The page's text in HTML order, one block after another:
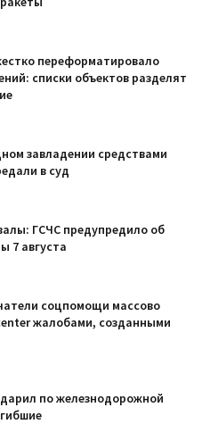
переформатировало
списки объектов разделят
завладении средствами
в суд
ГСЧС предупредило об
7 августа
соцпомощи массово
жалобами, созданными
по железнодорожной